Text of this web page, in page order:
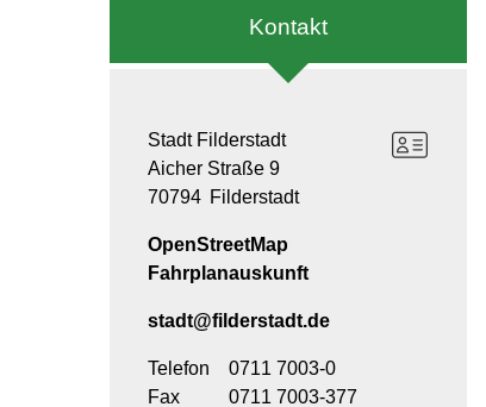
Kontakt
Stadt Filderstadt
Aicher Straße 9
70794 Filderstadt
OpenStreetMap
Fahrplanauskunft
stadt@filderstadt.de
Telefon
0711 7003-0
Fax
0711 7003-377